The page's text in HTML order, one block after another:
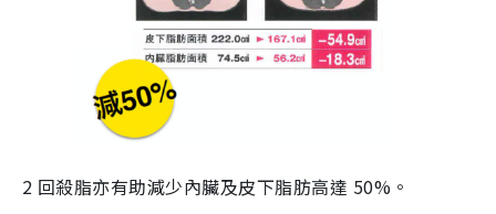
2 回殺脂亦有助減少內臟及皮下脂肪高達 50%。